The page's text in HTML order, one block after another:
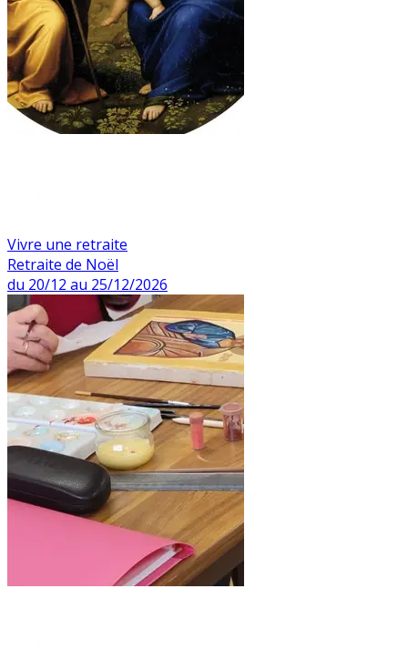
Vivre une retraite
Retraite de Noël
du 20/12 au 25/12/2026